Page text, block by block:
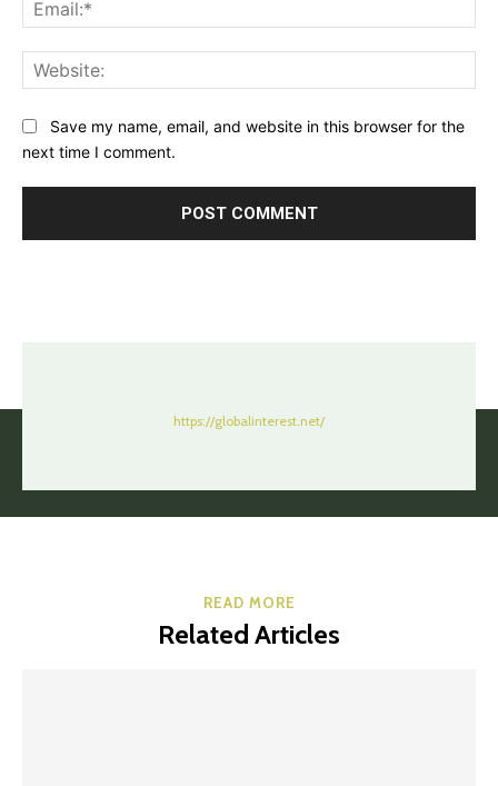
Save my name, email, and website in this browser for the
next time I comment.
https://globalinterest.net/
READ MORE
Related Articles